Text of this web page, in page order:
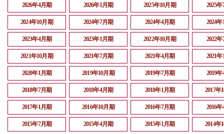
2026年4月期 2026年1月期 2025年10月期 2025
2024年10月期 2024年7月期 2024年4月期 2024
2023年4月期 2023年1月期 2022年10月期 2022
2021年10月期 2021年7月期 2021年4月期 2021
2020年1月期 2019年10月期 2019年7月期 2019
2018年7月期 2018年4月期 2018年1月期 2017年
2017年1月期 2016年10月期 2016年7月期 2016
2015年7月期 2015年4月期 2015年1月期 2014年